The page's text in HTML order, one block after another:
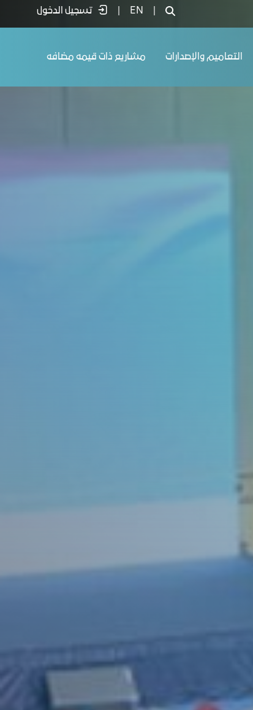
EN تسجيل الدخول
التعاميم والإصدارات مشاريع ذات قيمه مضافه